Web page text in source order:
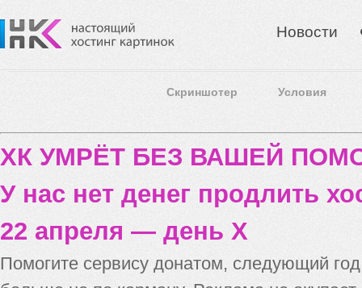
Новости
Скриншотер Условия
ХК УМРЁТ БЕЗ ВАШЕЙ
У нас нет денег продлить
22 апреля — день X
Помогите сервису донатом, следующий